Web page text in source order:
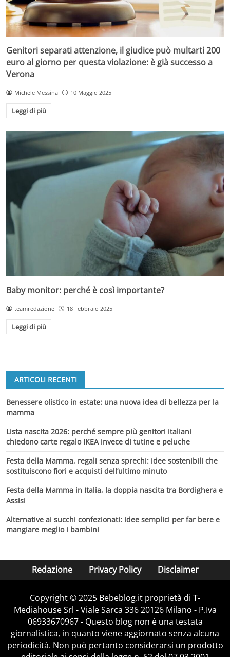
Genitori separati attenzione, il giudice può multarti 200
euro al giorno per questa violazione: è già successo a
Verona
Michele Messina 10 Maggio 2025
Leggi di più
Baby monitor: perché è così importante?
teamredazione 18 Febbraio 2025
Leggi di più
ARTICOLI RECENTI
Benessere olistico in estate: una nuova idea di bellezza per la
mamma
Lista nascita 2026: perché sempre più genitori italiani
chiedono carte regalo IKEA invece di tutine e peluche
Festa della Mamma, regali senza sprechi: idee sostenibili che
sostituiscono fiori e acquisti dell’ultimo minuto
Festa della Mamma in Italia, la doppia nascita tra Bordighera e
Assisi
Alternative ai succhi confezionati: idee semplici per far bere e
mangiare meglio i bambini
Redazione Privacy Policy Disclaimer
Copyright © 2025 Bebeblog.it proprietà di T-
Mediahouse Srl - Viale Sarca 336 20126 Milano - P.Iva
06933670967 - Questo blog non è una testata
giornalistica, in quanto viene aggiornato senza alcuna
periodicità. Non può pertanto considerarsi un prodotto